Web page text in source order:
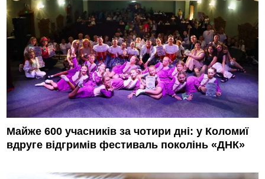
Майже 600 учасників за чотири дні: у Коломиї
вдруге відгримів фестиваль поколінь «ДНК»